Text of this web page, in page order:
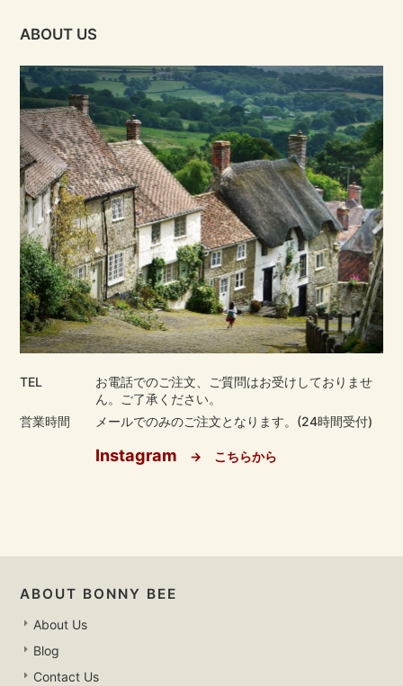
ABOUT US
TEL
お電話でのご注文、ご質問はお受けしておりませ
ん。ご了承ください。
営業時間
メールでのみのご注文となります。(24時間受付)
Instagram → こちらから
ABOUT BONNY BEE
About Us
Blog
Contact Us